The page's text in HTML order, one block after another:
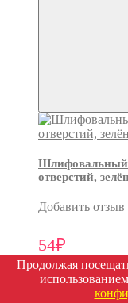
Шлифовальный
отверстий,
Добавить отзыв
54₽
Продолжая